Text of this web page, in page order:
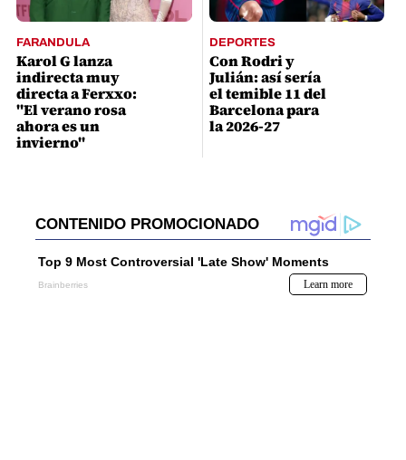
FARANDULA
Karol G lanza
indirecta muy
directa a Ferxxo:
"El verano rosa
ahora es un
invierno"
DEPORTES
Con Rodri y
Julián: así sería
el temible 11 del
Barcelona para
la 2026-27